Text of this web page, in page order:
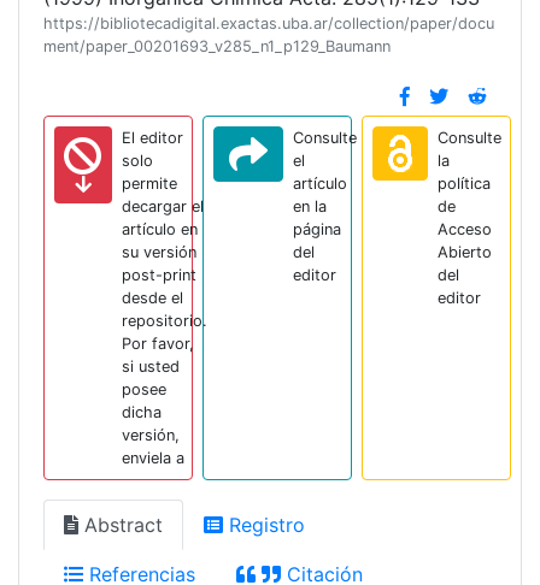
https://bibliotecadigital.exactas.uba.ar/collection/paper/docu
ment/paper_00201693_v285_n1_p129_Baumann
El editor
solo
permite
decargar el
artículo en
su versión
post-print
desde el
repositorio.
Por favor,
si usted
posee
dicha
versión,
enviela a
Consulte
el
artículo
en la
página
del
editor
Consulte
la
política
de
Acceso
Abierto
del
editor
Abstract Registro
Referencias Citación